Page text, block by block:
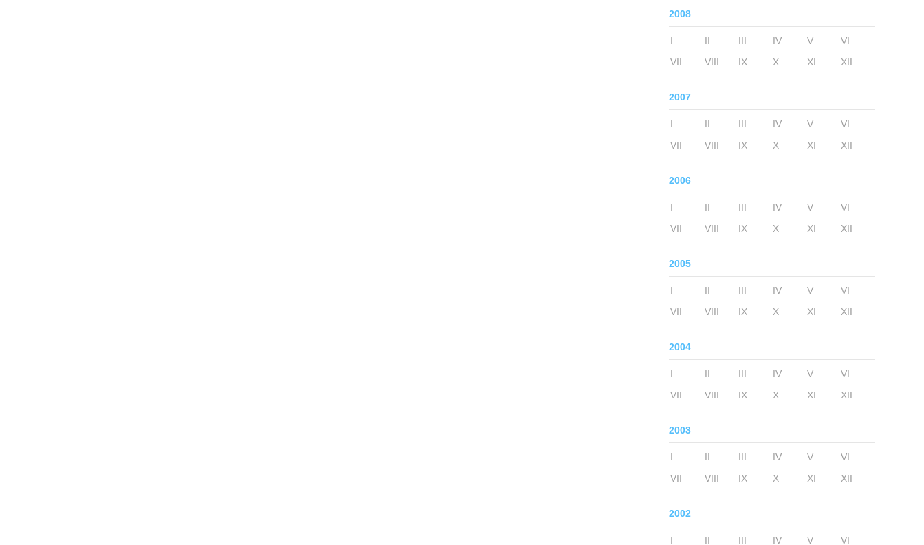
2008
I II III IV V
VI
VII
VIII IX X XI XII
2007
I II III IV V
VI
VII
VIII IX X XI XII
2006
I II III IV V
VI
VII
VIII IX X XI XII
2005
I II III IV V
VI
VII
VIII IX X XI XII
2004
I II III IV V
VI
VII
VIII IX X XI XII
2003
I II III IV V
VI
VII
VIII IX X XI XII
2002
I II III IV V VI